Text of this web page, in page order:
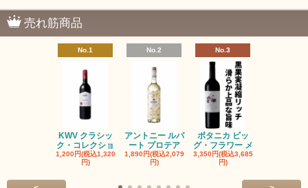
売れ筋商品
No.1
KWV クラシッ
ク・コレクショ
1,200円(税込1,320
円)
No.2
アントニー ルパ
ート プロテア
1,890円(税込2,079
円)
No.3
ボタニカ ビッ
グ・フラワー メ
3,350円(税込3,685
円)